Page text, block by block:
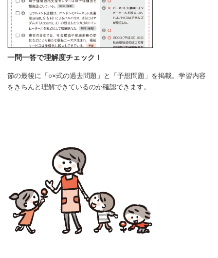
一問一答で理解度チェック！
節の最後に「○×式の過去問題」と「予想問題」を掲載。学習内容
をきちんと理解できているのか確認できます。